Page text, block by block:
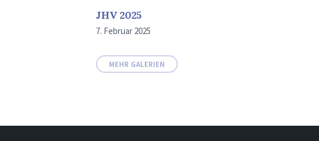
JHV 2025
7. Februar 2025
MEHR GALERIEN